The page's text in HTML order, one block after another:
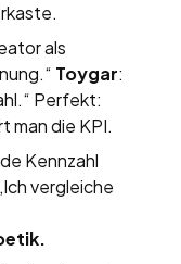
als
Toygar:
Perfekt:
man die KPI.
Kennzahl
vergleiche